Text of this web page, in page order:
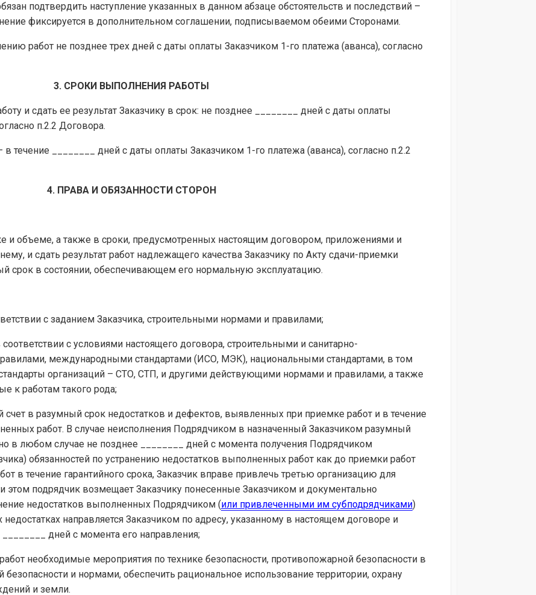
подтвердить наступление указанных в данном абзаце обстоятельств и последствий –
фиксируется в дополнительном соглашении, подписываемом обеими Сторонами.
работ не позднее трех дней с даты оплаты Заказчиком 1-го платежа (аванса), согласно
3. СРОКИ ВЫПОЛНЕНИЯ РАБОТЫ
и сдать ее результат Заказчику в срок: не позднее ________ дней с даты оплаты
п.2.2 Договора.
течение ________ дней с даты оплаты Заказчиком 1-го платежа (аванса), согласно п.2.2
4. ПРАВА И ОБЯЗАННОСТИ СТОРОН
и объеме, а также в сроки, предусмотренных настоящим договором, приложениями и
и сдать результат работ надлежащего качества Заказчику по Акту сдачи-приемки
срок в состоянии, обеспечивающем его нормальную эксплуатацию.
с заданием Заказчика, строительными нормами и правилами;
с условиями настоящего договора, строительными и санитарно-
международными стандартами (ИСО, МЭК), национальными стандартами, в том
организаций – СТО, СТП, и другими действующими нормами и правилами, а также
к работам такого рода;
счет в разумный срок недостатков и дефектов, выявленных при приемке работ и в течение
работ. В случае неисполнения Подрядчиком в назначенный Заказчиком разумный
в любом случае не позднее ________ дней с момента получения Подрядчиком
обязанностей по устранению недостатков выполненных работ как до приемки работ
в течение гарантийного срока, Заказчик вправе привлечь третью организацию для
этом подрядчик возмещает Заказчику понесенные Заказчиком и документально
недостатков выполненных Подрядчиком (или привлеченными им субподрядчиками)
направляется Заказчиком по адресу, указанному в настоящем договоре и
дней с момента его направления;
необходимые мероприятия по технике безопасности, противопожарной безопасности в
и нормами, обеспечить рациональное использование территории, охрану
и земли.